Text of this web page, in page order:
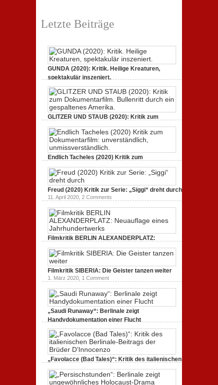
Letzte Beiträge
GUNDA (2020): Kritik. Heilige Kreaturen,
spektakulär inszeniert.
GLITZER UND STAUB (2020): Kritik zum
Dokumentarfilm. Bullenritt durch ein
gespaltenes Amerika.
3. Oktober 2020,2 Comments
Endlich Tacheles (2020) Kritik zum
Dokumentarfilm: unverständlich,
unmissverständlich.
19. Mai 2020,0 Comments
Freud (2020) Kritik zur Serie: „Siggi“ dreht durch
11. April 2020, 2 Comments
Filmkritik BERLIN ALEXANDERPLATZ:
Neuauflage eines Jahrhundertwerks
1. März 2020, 2 Comments
Filmkritik SIBERIA: Die Geister tanzen weiter
1. März 2020, 1 Comment
„Saudi Runaway“: Berlinale zeigt
Handydokumentation einer Flucht
„Favolacce (Bad Tales)“: Kritik des italienischen
Berlinale-Beitrags der Brüder D’Innocenzo
25. Februar 2020,2 Comments